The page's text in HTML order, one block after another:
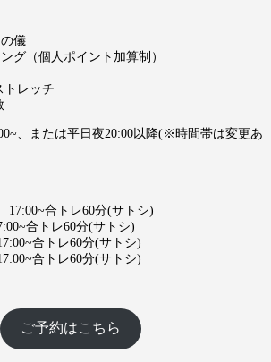
儀
グ（個人ポイント加算制）
レッチ
、または平日夜20:00以降(※時間帯は変更あ
17:00~合トレ60分(サトシ)
合トレ60分(サトシ)
合トレ60分(サトシ)
合トレ60分(サトシ)
ご予約はこちら